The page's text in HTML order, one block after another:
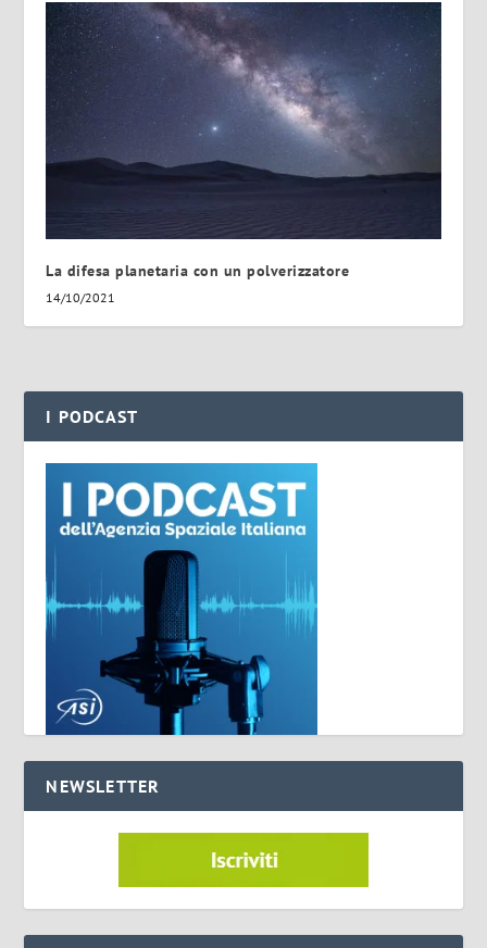
La difesa planetaria con un polverizzatore
14/10/2021
I PODCAST
NEWSLETTER